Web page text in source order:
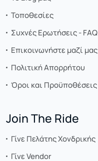
Τοποθεσίες
Συχνές Ερωτήσεις - FAQ
Επικοινωνήστε μαζί μας
Πολιτική Απορρήτου
Όροι και Προϋποθέσεις
Join The Ride
Γίνε Πελάτης Χονδρικής
Γίνε Vendor